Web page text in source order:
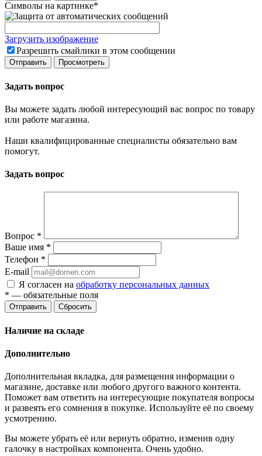
Символы на картинке*
Загрузить изображение
Разрешить смайлики в этом сообщении
Задать вопрос
Вы можете задать любой интересующий вас вопрос по товару
или работе магазина.
Наши квалифицированные специалисты обязательно вам
помогут.
Задать вопрос
Вопрос *
Ваше имя *
Телефон *
E-mail
Я согласен на обработку персональных данных
* — обязательные поля
Отправить Сбросить
Наличие на складе
Дополнительно
Дополнительная вкладка, для размещения информации о
магазине, доставке или любого другого важного контента.
Поможет вам ответить на интересующие покупателя вопросы
и развеять его сомнения в покупке. Используйте её по своему
усмотрению.
Вы можете убрать её или вернуть обратно, изменив одну
галочку в настройках компонента. Очень удобно.